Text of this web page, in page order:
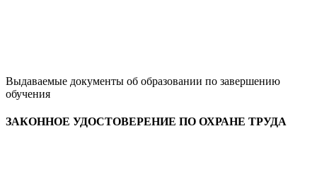
Выдаваемые документы об образовании по завершению
обучения
ЗАКОННОЕ УДОСТОВЕРЕНИЕ ПО ОХРАНЕ ТРУДА